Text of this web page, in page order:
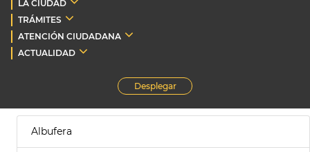
LA CIUDAD
TRÁMITES
ATENCIÓN CIUDADANA
ACTUALIDAD
Desplegar
Albufera